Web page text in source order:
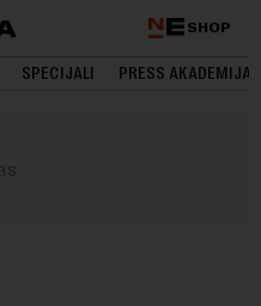
SHOP
SPECIJALI PRESS AKADEMIJA